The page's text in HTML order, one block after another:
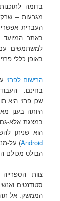
בדומה
מגרעות –
העברית
באתר המיועד
למשתמשים
באופן כלליפרזי
הרישום לפרזי
בחינם.
שכןפרזי היא
היותה בענן
במצגת אלא-גם
הוא שניתן
Android) על-
הבולט מכולם
צוות
סטודנטים
הממשק. אל